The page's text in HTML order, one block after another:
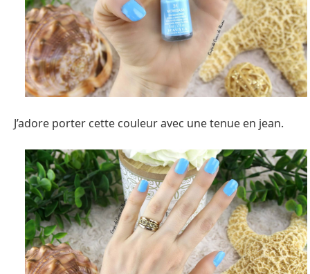
J’adore porter cette couleur avec une tenue en jean.